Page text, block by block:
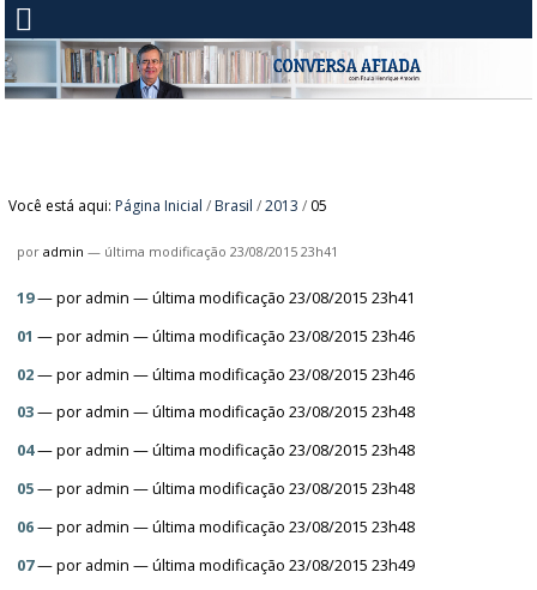
Você está aqui: Página Inicial / Brasil /2013 / 05
poradmin — última modificação 23/08/2015 23h41
19—por admin — última modificação 23/08/2015 23h41
01 —por admin — última modificação 23/08/2015 23h46
02—por admin — última modificação 23/08/2015 23h46
03—por admin — última modificação 23/08/2015 23h48
04—por admin — última modificação 23/08/2015 23h48
05—por admin — última modificação 23/08/2015 23h48
06—por admin — última modificação 23/08/2015 23h48
07—por admin — última modificação 23/08/2015 23h49